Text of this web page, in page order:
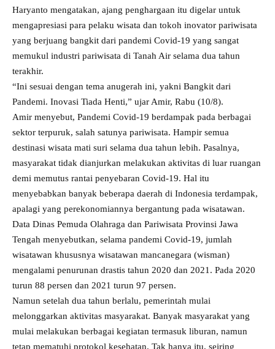
Haryanto mengatakan, ajang penghargaan itu digelar untuk
mengapresiasi para pelaku wisata dan tokoh inovator pariwisata
yang berjuang bangkit dari pandemi Covid-19 yang sangat
memukul industri pariwisata di Tanah Air selama dua tahun
terakhir.
“Ini sesuai dengan tema anugerah ini, yakni Bangkit dari
Pandemi. Inovasi Tiada Henti,” ujar Amir, Rabu (10/8).
Amir menyebut, Pandemi Covid-19 berdampak pada berbagai
sektor terpuruk, salah satunya pariwisata. Hampir semua
destinasi wisata mati suri selama dua tahun lebih. Pasalnya,
masyarakat tidak dianjurkan melakukan aktivitas di luar ruangan
demi memutus rantai penyebaran Covid-19. Hal itu
menyebabkan banyak beberapa daerah di Indonesia terdampak,
apalagi yang perekonomiannya bergantung pada wisatawan.
Data Dinas Pemuda Olahraga dan Pariwisata Provinsi Jawa
Tengah menyebutkan, selama pandemi Covid-19, jumlah
wisatawan khususnya wisatawan mancanegara (wisman)
mengalami penurunan drastis tahun 2020 dan 2021. Pada 2020
turun 88 persen dan 2021 turun 97 persen.
Namun setelah dua tahun berlalu, pemerintah mulai
melonggarkan aktivitas masyarakat. Banyak masyarakat yang
mulai melakukan berbagai kegiatan termasuk liburan, namun
tetap mematuhi protokol kesehatan. Tak hanya itu, seiring